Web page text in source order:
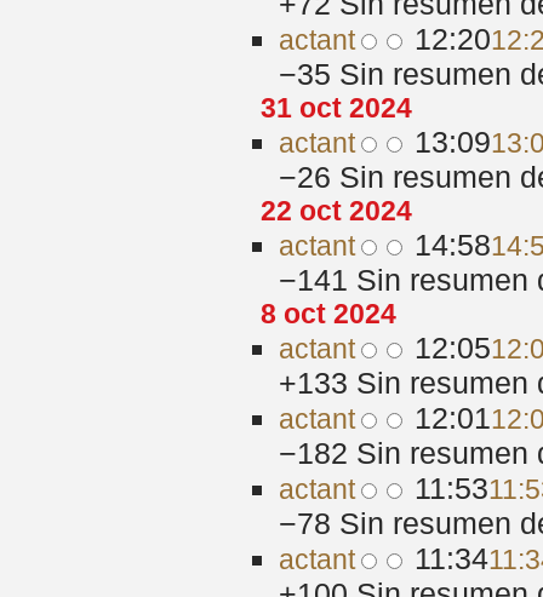
actant 12:20
−35 Sin resumen
31 oct 2024
actant 13:09
−26 Sin resumen
22 oct 2024
actant 14:58
−141 Sin resumen
8 oct 2024
actant 12:05
+133 Sin resumen
actant 12:01
−182 Sin resumen
actant 11:53
−78 Sin resumen
actant 11:34